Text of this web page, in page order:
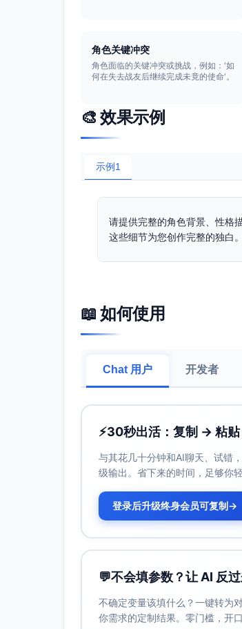
角色关键冲突
角色面临的关键冲突或挑战，例如：'如
何在失去战友后继续完成未竟的使命'。
🎨 效果示例
示例1
请提供完整的角色背景、性格
这些细节为您创作完整的独白。
📖 如何使用
Chat 用户 开发者
⚡30秒出活：复制 → 粘
与其花几十分钟和AI聊天、试错
级输出。省下来的时间，足够你
登录后升级终身会员可复制→
💬不会填参数？让 AI 反
不确定变量该填什么？一键转为
你需求的定制结果。零门槛，开口